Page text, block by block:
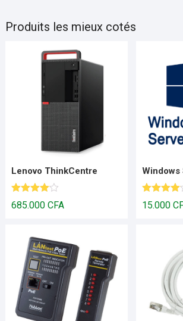
Produits les mieux cotés
Lenovo ThinkCentre
Note4.00
sur 5
685.000 CFA
Windows
Note4.00
sur 5
15.000